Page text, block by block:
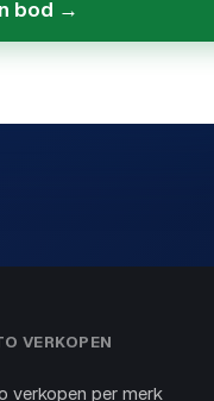
bod →
VERKOPEN
verkopen per merk